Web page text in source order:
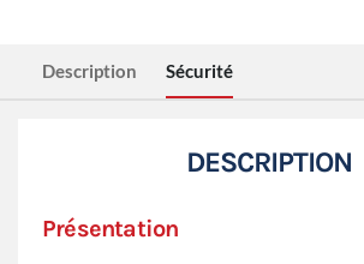
Description Sécurité
DESCRIPTION
Présentation